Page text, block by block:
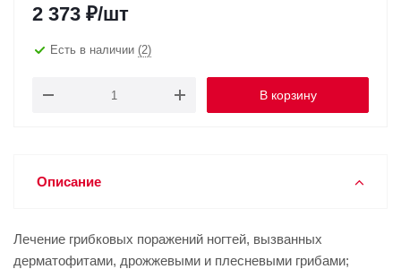
2 373 ₽/шт
Есть в наличии (2)
В корзину
Описание
Лечение грибковых поражений ногтей, вызванных
дерматофитами, дрожжевыми и плесневыми грибами;